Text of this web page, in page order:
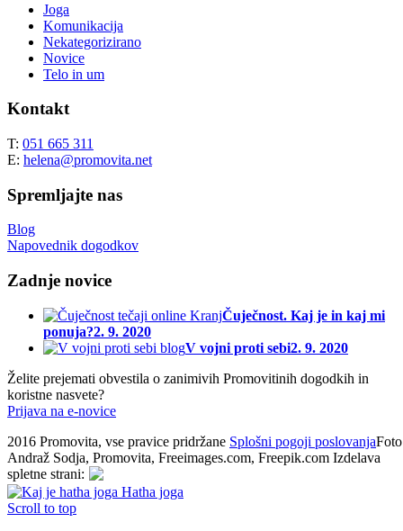
Joga
Komunikacija
Nekategorizirano
Novice
Telo in um
Kontakt
T: 051 665 311
E: helena@promovita.net
Spremljajte nas
Blog
Napovednik dogodkov
Zadnje novice
Čuječnost. Kaj je in kaj mi
ponuja?2. 9. 2020
V vojni proti sebi2. 9. 2020
Želite prejemati obvestila o zanimivih Promovitinih dogodkih in
koristne nasvete?
Prijava na e-novice
2016 Promovita, vse pravice pridržane Splošni pogoji poslovanja
Andraž Sodja, Promovita, Freeimages.com, Freepik.com Izdelava
spletne strani:
Hatha joga
Scroll to top